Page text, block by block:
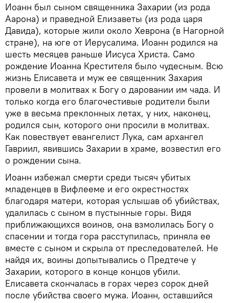
Иоанн был сыном священника Захарии (из рода
Аарона) и праведной Елизаветы (из рода царя
Давида), которые жили около Хеврона (в Нагорной
стране), на юге от Иерусалима. Иоанн родился на
шесть месяцев раньше Иисуса Христа. Само
рождение Иоанна Крестителя было чудесным. Всю
жизнь Елисавета и муж ее священник Захария
провели в молитвах к Богу о даровании им чада. И
только когда его благочестивые родители были
уже в весьма преклонных летах, у них, наконец,
родился сын, которого они просили в молитвах.
Как повествует евангелист Лука, сам архангел
Гавриил, явившись Захарии в храме, возвестил его
о рождении сына.
Иоанн избежал смерти среди тысяч убитых
младенцев в Вифлееме и его окрестностях
благодаря матери, которая услышав об убийствах,
удалилась с сыном в пустынные горы. Видя
приближающихся воинов, она взмолилась Богу о
спасении и тогда гора расступилась, приняла ее
вместе с сыном и скрыла от преследователей. Не
найдя их, воины допытывались о Предтече у
Захарии, которого в конце концов убили.
Елисавета скончалась в горах через сорок дней
после убийства своего мужа. Иоанн, оставшийся